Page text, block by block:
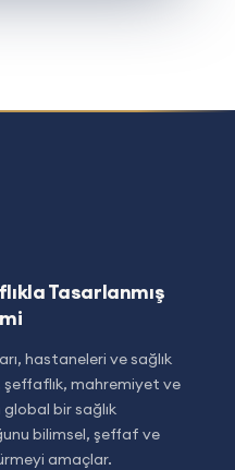
Tasarlanmış
hastaneleri ve sağlık
şeffaflık, mahremiyet ve
bir sağlık
bilimsel, şeffaf ve
amaçlar.